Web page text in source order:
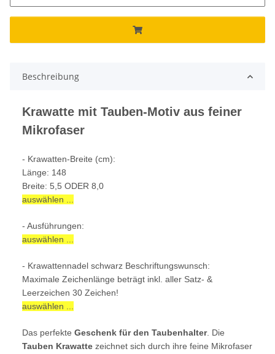
Beschreibung
Krawatte mit Tauben-Motiv aus feiner
Mikrofaser
- Krawatten-Breite (cm):
Länge: 148
Breite: 5,5 ODER 8,0
auswählen ...
- Ausführungen:
auswählen ...
- Krawattennadel schwarz Beschriftungswunsch:
Maximale Zeichenlänge beträgt inkl. aller Satz- &
Leerzeichen 30 Zeichen!
auswählen ...
Das perfekte Geschenk für den Taubenhalter. Die
Tauben Krawatte zeichnet sich durch ihre feine Mikrofaser